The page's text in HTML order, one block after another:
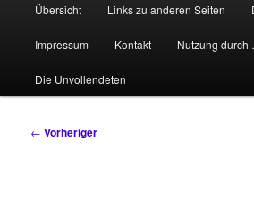
Übersicht Links zu anderen Seiten
Impressum Kontakt Nutzung
Die Unvollendeten
Beitragsnavigation
← Vorheriger